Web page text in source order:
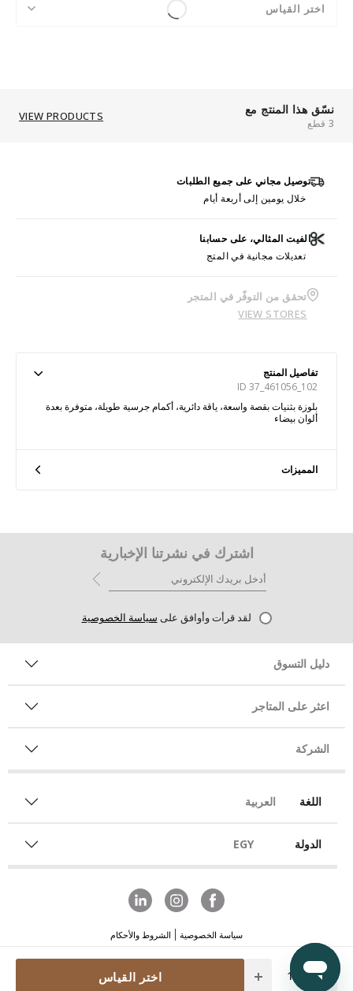
اختر القياس
Quantity
اختر القياس
نسّق هذا المنتج مع
3 قطع
VIEW PRODUCTS
توصيل مجاني على جميع الطلبات
خلال يومين إلى أربعة أيام
الفيت المثالي، على حسابنا
تعديلات مجانية في المتج
تحقق من التوفّر في المتجر
VIEW STORES
تفاصيل المنتج
ID 37_461056_102
بلوزة بثنيات بقصة واسعة، ياقة دائرية، أكمام جرسية طويلة، متوفرة بعدة
ألوان بيضاء
المميزات
اشترك في نشرتنا الإخبارية
لقد قرأت وأوافق على سياسة الخصوصية
دليل التسوق
اعثر على المتاجر
الشركة
اللغة العربية
الدولة EGY
سياسة الخصوصية الشروط والأحكام